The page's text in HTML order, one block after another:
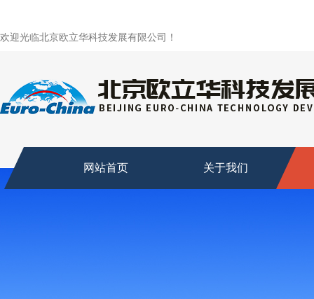
欢迎光临北京欧立华科技发展有限公司！
网站首页 关于我们